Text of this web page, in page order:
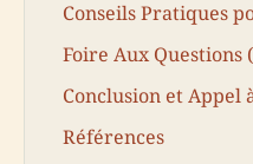
Conseils Pratiques
Foire Aux Questions
Conclusion et Appel
Références